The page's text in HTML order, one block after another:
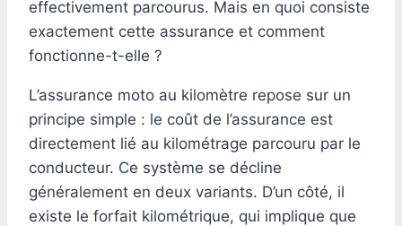
effectivement parcourus. Mais en quoi consiste
exactement cette assurance et comment
fonctionne-t-elle ?
L’assurance moto au kilomètre repose sur un
principe simple : le coût de l’assurance est
directement lié au kilométrage parcouru par le
conducteur. Ce système se décline
généralement en deux variants. D’un côté, il
existe le forfait kilométrique, qui implique que